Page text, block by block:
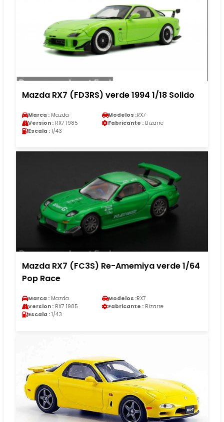
Mazda RX7 (FD3RS) verde 1994 1/18 Solido
Marca : Mazda Modelos :RX7
Version : RX7 1985 Fabricante : Bizarre
Escala : 1/43
Mazda RX7 (FC3S) Re-Amemiya verde 1/64
Pop Race
Marca : Mazda Modelos :RX7
Version : RX7 1985 Fabricante : Bizarre
Escala : 1/43